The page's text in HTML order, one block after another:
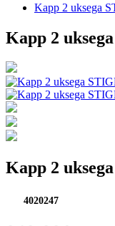
Kapp 2 uksega
Kapp 2
Kapp 2
4020247